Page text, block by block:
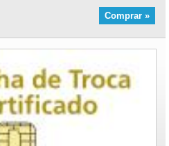
Comprar »